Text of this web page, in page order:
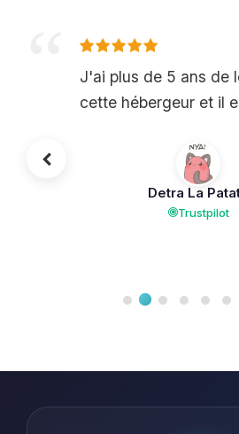
J'ai plus de 5 ans de
cette hébergeur et il
Detra La
Trustpilot